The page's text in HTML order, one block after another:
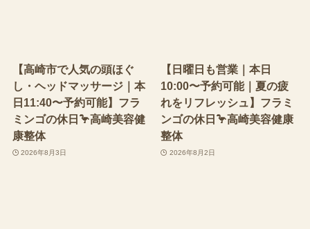
【高崎市で人気の頭ほぐ
し・ヘッドマッサージ｜本
日11:40〜予約可能】フラ
ミンゴの休日🦩高崎美容健
康整体
2026年8月3日
【日曜日も営業｜本日
10:00〜予約可能｜夏の疲
れをリフレッシュ】フラミ
ンゴの休日🦩高崎美容健康
整体
2026年8月2日